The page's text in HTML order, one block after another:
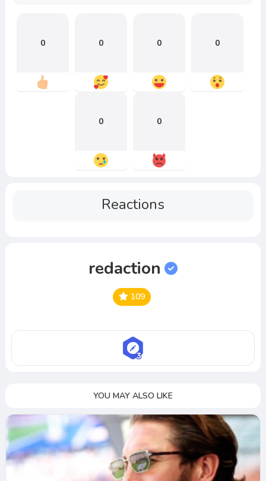
0 0 0 0
0 0
Reactions
redaction
109
YOU MAY ALSO LIKE